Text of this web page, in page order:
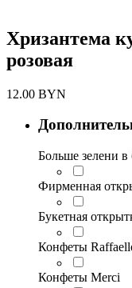
Хризантема
розовая
12.00 BYN
Больше зелени в
Фирменная
Букетная
Конфеты
Конфеты Merci